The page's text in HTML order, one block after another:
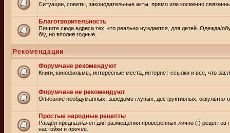
Ситуации, советы, законодательные акты, прямо или косвенно
Благотворительность
Пишите сюда адреса тех, кто реально нуждается, для детей. Одежда/
б/у, но вполне годные.
Рекомендации
Форумчане рекомендуют
Книги, кинофильмы, интересные места, интернет-ссылки и все, что
Форумчане не рекомендуют
Описание необдуманных, заведомо глупых, деструктивных, оккультно-
Простые народные рецепты
Раздел предназначен для размещения проверенных лично (!)
настойки и прочее.